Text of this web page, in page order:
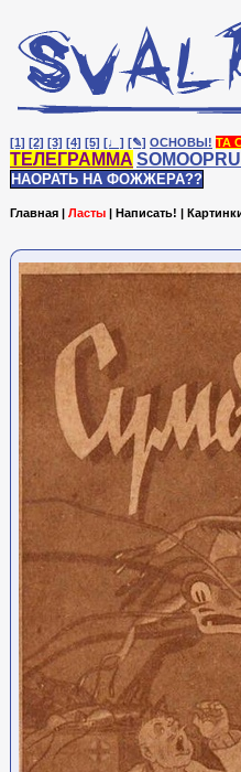
[1] [2] [3] [4] [5] [♩] [✎] ОСНОВЫ! ТА
ТЕЛЕГРАММА
НАОРАТЬ НА ФОЖЖЕРА??
Главная | Ласты | Написать! |